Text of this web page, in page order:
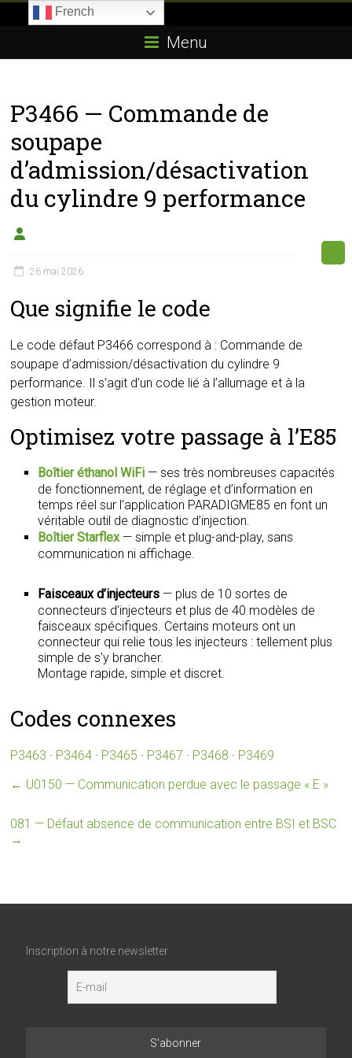
E85.com
passion
boîtier
éthanol
Menu
P3466 — Commande de
soupape
d’admission/désactivation
du cylindre 9 performance
26 mai 2026
Que signifie le code
Le code défaut P3466 correspond à : Commande de
soupape d’admission/désactivation du cylindre 9
performance. Il s’agit d’un code lié à l’allumage et à la
gestion moteur.
Optimisez votre passage à l’E85
Boîtier éthanol WiFi — ses très nombreuses capacités
de fonctionnement, de réglage et d’information en
temps réel sur l’application PARADIGME85 en font un
véritable outil de diagnostic d’injection.
Boîtier Starflex— simple et plug-and-play, sans
communication ni affichage.
Faisceaux d’injecteurs — plus de 10 sortes de
connecteurs d’injecteurs et plus de 40 modèles de
faisceaux spécifiques. Certains moteurs ont un
connecteur qui relie tous les injecteurs : tellement plus
simple de s’y brancher.
Montage rapide, simple et discret.
Codes connexes
P3463 · P3464 · P3465 · P3467 · P3468 · P3469
← U0150 — Communication perdue avec le passage « E »
081 — Défaut absence de communication entre BSI et BSC
→
Inscription à notre newsletter
French